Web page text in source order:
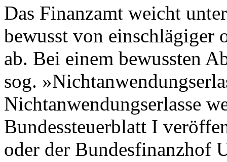
Das Finanzamt weicht
bewusst von einschlägiger
ab. Bei einem bewussten
sog.
Nichtanwendungserlasse
Bundessteuerblatt I
oder der Bundesfinanzhof